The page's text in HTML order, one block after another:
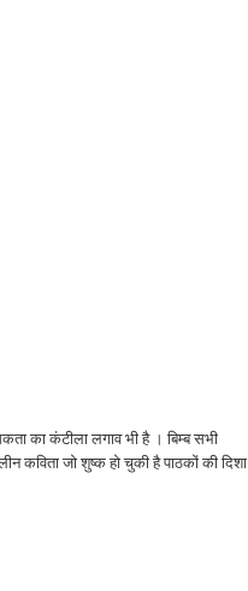
का कंटीला लगाव भी है । बिम्ब सभी
कविता जो शुष्क हो चुकी है पाठकों की दिशा